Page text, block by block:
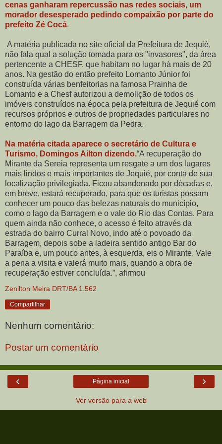
cenas ganharam repercussão nas redes sociais, um
morador desesperado pedindo compaixão por parte do
prefeito Zé Cocá.
A matéria publicada no site oficial da Prefeitura de Jequié,
não fala qual a solução tomada para os "invasores", da área
pertencente a CHESF. que habitam no lugar há mais de 20
anos. Na gestão do então prefeito Lomanto Júnior foi
construída várias benfeitorias na famosa Prainha de
Lomanto e a Chesf autorizou a demolição de todos os
imóveis construídos na época pela prefeitura de Jequié com
recursos próprios e outros de propriedades particulares no
entorno do lago da Barragem da Pedra.
Na matéria citada aparece o secretário de Cultura e
Turismo, Domingos Ailton dizendo.“A recuperação do
Mirante da Sereia representa um resgate a um dos lugares
mais lindos e mais importantes de Jequié, por conta de sua
localização privilegiada. Ficou abandonado por décadas e,
em breve, estará recuperado, para que os turistas possam
conhecer um pouco das belezas naturais do município,
como o lago da Barragem e o vale do Rio das Contas. Para
quem ainda não conhece, o acesso é feito através da
estrada do bairro Curral Novo, indo até o povoado da
Barragem, depois sobe a ladeira sentido antigo Bar do
Paraíba e, um pouco antes, à esquerda, eis o Mirante. Vale
a pena a visita e valerá muito mais, quando a obra de
recuperação estiver concluída.”, afirmou
Zenilton Meira DRT/BA 1.562
Compartilhar
Nenhum comentário:
Postar um comentário
‹ ›
Página inicial
Ver versão para a web